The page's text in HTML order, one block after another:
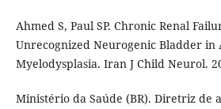
Ahmed S, Paul SP. Chronic Renal
Unrecognized Neurogenic Bladder in
Myelodysplasia. Iran J Child Neurol.
Ministério da Saúde (BR). Diretriz de